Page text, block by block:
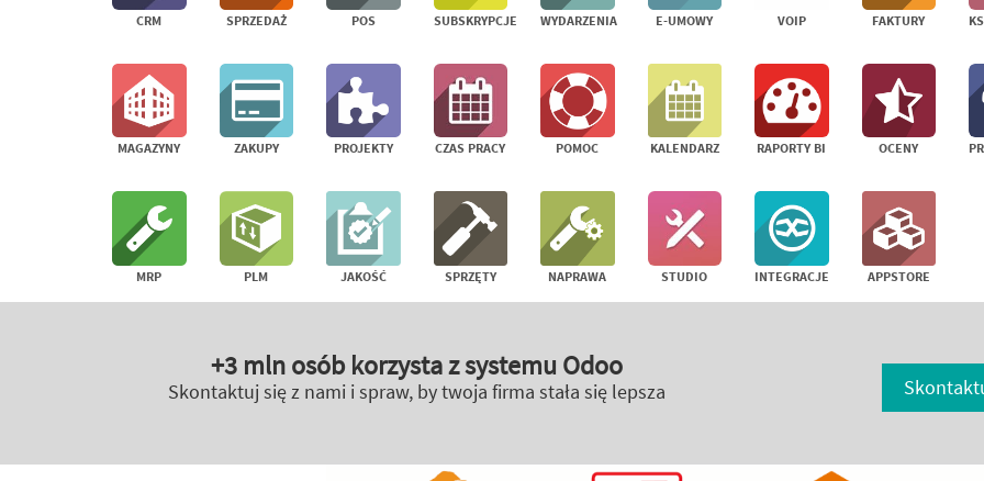
CRM SPRZEDAŻ POS SUBSKRYPCJE WYDARZENIA E-UMOWY VOIP FAKTURY
MAGAZYNY ZAKUPY PROJEKTY CZAS PRACY POMOC KALENDARZ RAPORTY BI OCENY
MRP PLM JAKOŚĆ SPRZĘTY NAPRAWA STUDIO INTEGRACJE APPSTORE
+3 mln osób korzysta z systemu Odoo
Skontaktuj się z nami i spraw, by twoja firma stała się lepsza